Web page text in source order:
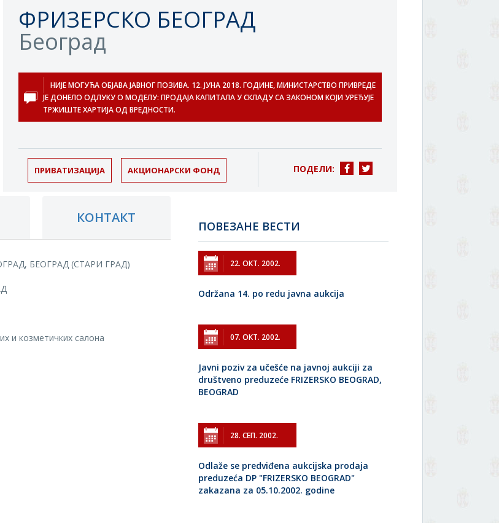
ФРИЗЕРСКО БЕОГРАД
Београд
НИЈЕ МОГУЋА ОБЈАВА ЈАВНОГ ПОЗИВА. 12. ЈУНА 2018. ГОДИНЕ, МИНИСТАРСТВО ПРИВРЕДЕ
ЈЕ ДОНЕЛО ОДЛУКУ О МОДЕЛУ: ПРОДАЈА КАПИТАЛА У СКЛАДУ СА ЗАКОНОМ КОЈИ УРЕЂУЈЕ
ТРЖИШТЕ ХАРТИЈА ОД ВРЕДНОСТИ.
ПРИВАТИЗАЦИЈА АКЦИОНАРСКИ ФОНД ПОДЕЛИ:
КОНТАКТ
БЕОГРАД (СТАРИ ГРАД)
и козметичких салона
ПОВЕЗАНЕ ВЕСТИ
22. ОКТ. 2002.
Održana 14. po redu javna aukcija
07. ОКТ. 2002.
Javni poziv za učešće na javnoj aukciji za
društveno preduzeće FRIZERSKO BEOGRAD,
BEOGRAD
28. СЕП. 2002.
Odlaže se predviđena aukcijska prodaja
preduzeća DP "FRIZERSKO BEOGRAD"
zakazana za 05.10.2002. godine